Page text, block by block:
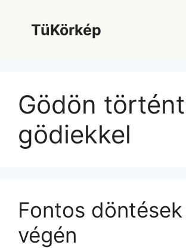
tartalombaTüKörkép
Gödön történt
gödiekkel
Fontos
végén